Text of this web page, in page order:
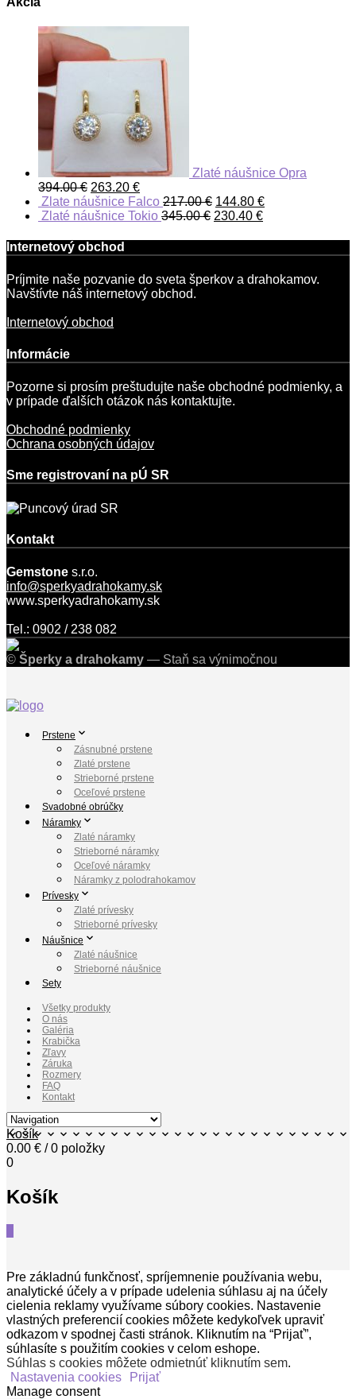
Zlaté náušnice Opra
394.00€ 263.20 €
Zlate náušnice Falco 217.00€ 144.80 €
Zlaté náušnice Tokio 345.00€ 230.40 €
Internetový obchod
Príjmite naše pozvanie do sveta šperkov a drahokamov.
Navštívte náš internetový obchod.
Internetový obchod
Informácie
Pozorne si prosím preštudujte naše obchodné podmienky, a
v prípade ďalších otázok nás kontaktujte.
Obchodné podmienky
Ochrana osobných údajov
Sme registrovaní na pÚ SR
Kontakt
Gemstone s.r.o.
info@sperkyadrahokamy.sk
www.sperkyadrahokamy.sk
Tel.: 0902 / 238 082
© Šperky a drahokamy — Staň sa výnimočnou
Prstene
Zásnubné prstene
Zlaté prstene
Strieborné prstene
Oceľové prstene
Svadobné obrúčky
Náramky
Zlaté náramky
Strieborné náramky
Oceľové náramky
Náramky z polodrahokamov
Prívesky
Zlaté prívesky
Strieborné prívesky
Náušnice
Zlaté náušnice
Strieborné náušnice
Sety
Všetky produkty
O nás
Galéria
Krabička
Zľavy
Záruka
Rozmery
FAQ
Kontakt
Košík
0.00 € / 0 položky
0
Košík
Pre základnú funkčnosť, spríjemnenie používania webu,
analytické účely a v prípade udelenia súhlasu aj na účely
cielenia reklamy využívame súbory cookies. Nastavenie
vlastných preferencií cookies môžete kedykoľvek upraviť
odkazom v spodnej časti stránok. Kliknutím na “Prijať”,
súhlasíte s použitím cookies v celom eshope.
Súhlas s cookies môžete odmietnúť kliknutím sem.
Nastavenia cookies
Prijať
Manage consent